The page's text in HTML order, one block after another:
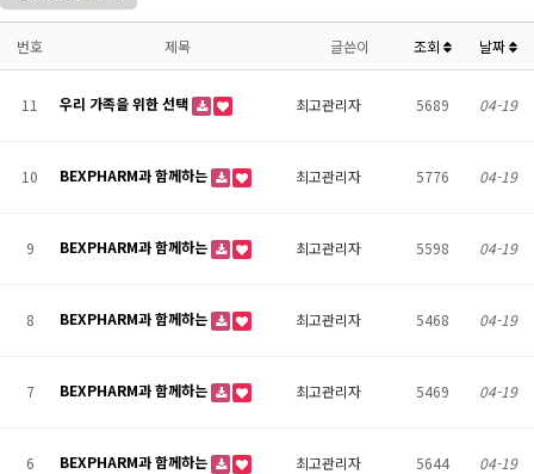
번호 제목 글쓴이 조회 날짜
11 우리 가족을 위한 선택 최고관리자 5689 04-19
10 BEXPHARM과 함께하는 최고관리자 5776 04-19
9 BEXPHARM과 함께하는 최고관리자 5598 04-19
8 BEXPHARM과 함께하는 최고관리자 5468 04-19
7 BEXPHARM과 함께하는 최고관리자 5469 04-19
6 BEXPHARM과 함께하는 최고관리자 5644 04-19